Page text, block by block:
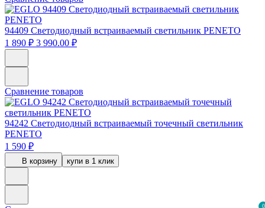
0
94409 Светодиодный встраиваемый светильник PENETO
1 890 ₽ 3 990.00 ₽
Сравнение товаров
94242 Светодиодный встраиваемый точечный светильник
PENETO
1 590 ₽
В корзину купи в 1 клик